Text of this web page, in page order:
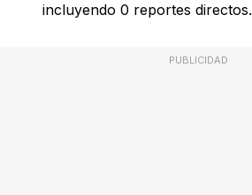
incluyendo 0 reportes directos.
PUBLICIDAD